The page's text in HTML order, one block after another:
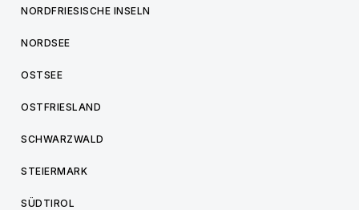
NORDFRIESISCHE INSELN
NORDSEE
OSTSEE
OSTFRIESLAND
SCHWARZWALD
STEIERMARK
SÜDTIROL